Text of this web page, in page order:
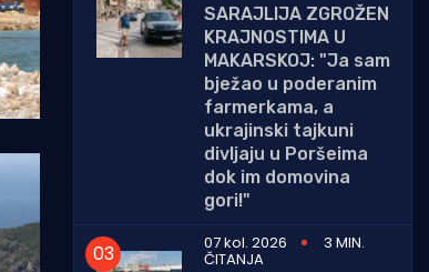
SARAJLIJA ZGROŽEN
KRAJNOSTIMA U
MAKARSKOJ: "Ja sam
bježao u poderanim
farmerkama, a
ukrajinski tajkuni
divljaju u Poršeima
dok im domovina
gori!"
07 kol. 2026
3 MIN.
ČITANJA